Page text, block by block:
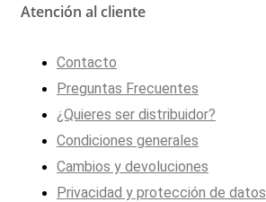
Atención al cliente
Contacto
Preguntas Frecuentes
¿Quieres ser distribuidor?
Condiciones generales
Cambios y devoluciones
Privacidad y protección de datos